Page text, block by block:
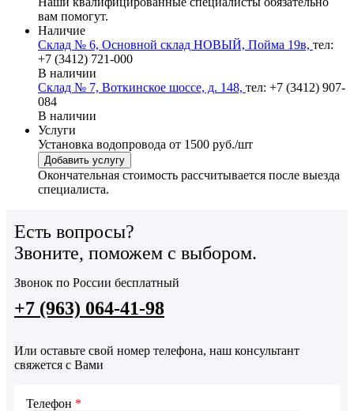
вам помогут.
Наличие
Склад № 6, Основной склад НОВЫЙ, Пойма 19в, тел:
+7 (3412) 721-000
В наличии
Склад № 7, Воткинское шоссе, д. 148, тел: +7 (3412) 907-
084
В наличии
Услуги
Установка водопровода от 1500 руб./шт
Добавить услугу
Окончательная стоимость рассчитывается после выезда
специалиста.
Есть вопросы?
Звоните, поможем с выбором.
Звонок по России бесплатный
+7 (963) 064-41-98
Или оставьте свой номер телефона, наш консультант
свяжется с Вами
Телефон *